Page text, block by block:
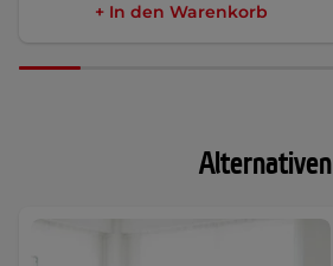
+ In den Warenkorb
Alternativen